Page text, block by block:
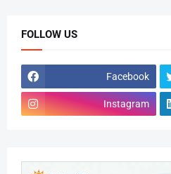
FOLLOW US
Facebook
Instagram